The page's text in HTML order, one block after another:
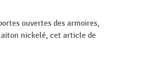
ouvertes des armoires,
nickelé, cet article de